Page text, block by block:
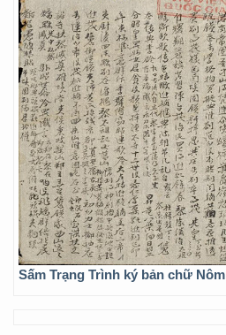
Sấm Trạng Trình ký bản chữ Nôm